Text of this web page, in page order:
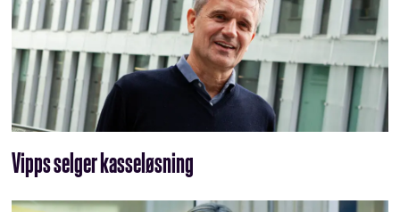
Vipps selger kasseløsning